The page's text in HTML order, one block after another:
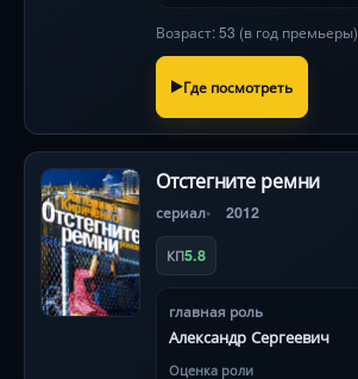
Возраст: 53 (в год премьеры)
Где посмотреть
Отстегните ремни
сериал 2012
КП5.8
главная роль
Александр Сергеевич
Оценка роли